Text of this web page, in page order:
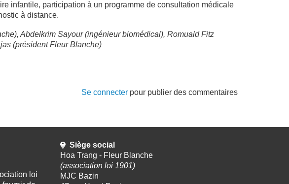
infantile, participation à un programme de consultation médicale
à distance.
Abdelkrim Sayour (ingénieur biomédical), Romuald Fitz
(président Fleur Blanche)
Se connecter pour publier des commentaires
loi
Siège social
Hoa Trang - Fleur Blanche
(association loi 1901)
MJC Bazin